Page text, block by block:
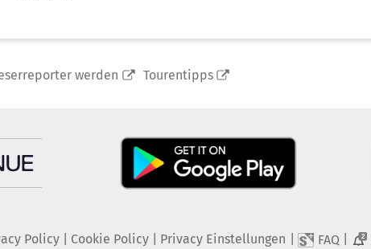
werden Tourentipps
Policy| Cookie Policy| Privacy Einstellungen FAQ 2